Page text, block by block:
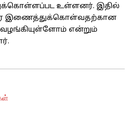
உள்ளனர். இதில்
இணைத்துக்கொள்வதற்கான
என்றும்